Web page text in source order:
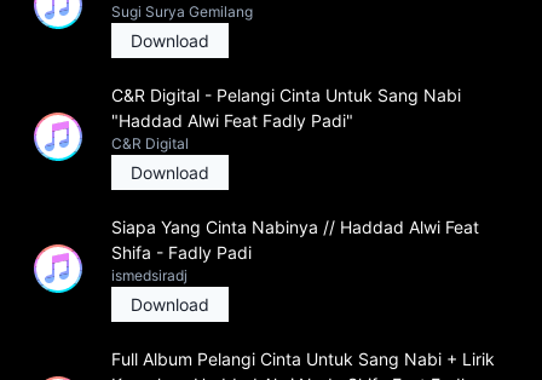
Sugi Surya Gemilang
Download
C&R Digital - Pelangi Cinta Untuk Sang Nabi
"Haddad Alwi Feat Fadly Padi"
C&R Digital
Download
Siapa Yang Cinta Nabinya // Haddad Alwi Feat
Shifa - Fadly Padi
ismedsiradj
Download
Full Album Pelangi Cinta Untuk Sang Nabi + Lirik